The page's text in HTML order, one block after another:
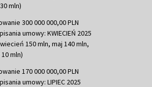
mln)
300 000 000,00 PLN
umowy: KWIECIEŃ 2025
150 mln, maj 140 mln,
mln)
170 000 000,00 PLN
umowy: LIPIEC 2025